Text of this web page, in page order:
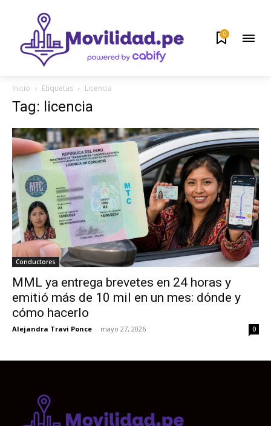
0
Inicio Etiquetas Licencia
Tag: licencia
Conductores
MML ya entrega brevetes en 24 horas y
emitió más de 10 mil en un mes: dónde y
cómo hacerlo
Alejandra Travi Ponce - mayo 27, 2026 0